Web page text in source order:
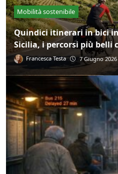
Mobilità sostenibile
Quindici itinerari in bici
Sicilia, i percorsi più belli
Francesca Testa 7 Giugno 2026